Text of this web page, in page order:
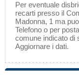
Per eventuale
recarti presso il
Madonna, 1 ma
Telefono o per
comune indicato di
Aggiornare i dati.